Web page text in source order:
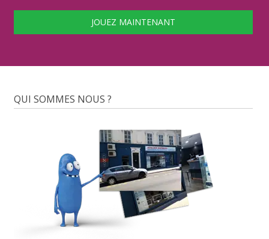
JOUEZ MAINTENANT
QUI SOMMES NOUS ?